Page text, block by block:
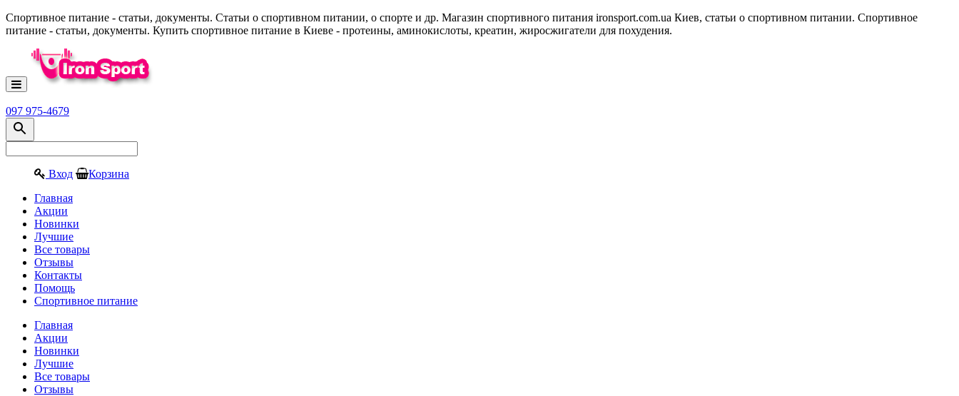
Спортивное питание - статьи, документы. Статьи о спортивном питании, о спорте и др. Магазин спортивного питания ironsport.com.ua Киев, статьи о спортивном питании. Спортивное
питание - статьи, документы. Купить спортивное питание в Киеве - протеины, аминокислоты, креатин, жиросжигатели для похудения.
097 975-4679
Вход Корзина
Главная
Акции
Новинки
Лучшие
Все товары
Отзывы
Контакты
Помощь
Спортивное питание
Главная
Акции
Новинки
Лучшие
Все товары
Отзывы